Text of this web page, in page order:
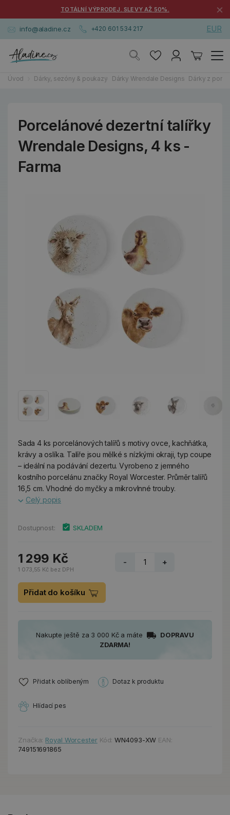
TOTÁLNÍ VÝPRODEJ. SLEVY AŽ 50%. ×
info@aladine.cz +420 601 534 217 EUR
Úvod Dárky, sezóny & poukazy Dárky Wrendale Designs Dárky z
Porcelánové dezertní talířky
Wrendale Designs, 4 ks -
Farma
Sada 4 ks porcelánových talířů s motivy ovce, kachňátka,
krávy a oslíka. Talíře jsou mělké s nízkými okraji, typ coupe
– ideální na podávání dezertu. Vyrobeno z jemného
kostního porcelánu značky Royal Worcester. Průměr talířů
16,5 cm. Vhodné do myčky a mikrovlnné trouby.
Celý popis
Dostupnost: SKLADEM
1 299 Kč
1 073,55 Kč bez DPH
- +
Přidat do košíku
Nakupte ještě za 3 000 Kč a máte
DOPRAVU
ZDARMA!
Přidat k oblíbeným Dotaz k produktu
Hlídací pes
Značka: Royal Worcester Kód:WN4093-XW EAN:
749151691865